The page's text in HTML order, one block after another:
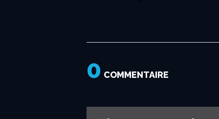
0 COMMENTAIRE